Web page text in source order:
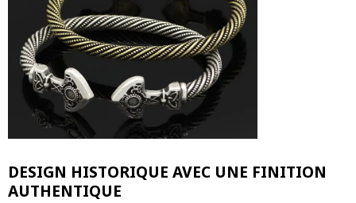
DESIGN HISTORIQUE AVEC UNE FINITION
AUTHENTIQUE